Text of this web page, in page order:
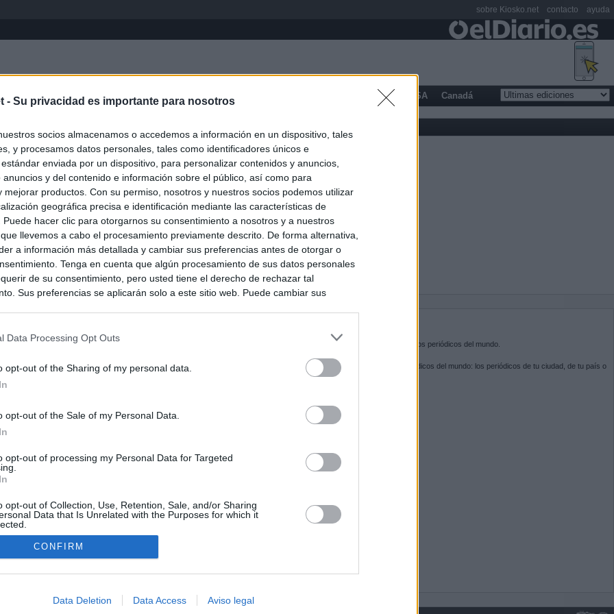
- Su privacidad es importante para nosotros
socios almacenamos o accedemos a información en un dispositivo, tales
y procesamos datos personales, tales como identificadores únicos e
enviada por un dispositivo, para personalizar contenidos y anuncios,
anuncios y del contenido e información sobre el público, así como para
mejorar productos. Con su permiso, nosotros y nuestros socios podemos utilizar
geográfica precisa e identificación mediante las características de
Puede hacer clic para otorgarnos su consentimiento a nosotros y a nuestros
llevemos a cabo el procesamiento previamente descrito. De forma alternativa,
a información más detallada y cambiar sus preferencias antes de otorgar o
Tenga en cuenta que algún procesamiento de sus datos personales
de su consentimiento, pero usted tiene el derecho de rechazar tal
Sus preferencias se aplicarán solo a este sitio web. Puede cambiar sus
Data Processing Opt Outs
opt-out of the Sharing of my personal data.
opt-out of the Sale of my Personal Data.
opt-out of processing my Personal Data for Targeted
opt-out of Collection, Use, Retention, Sale, and/or Sharing
Data that Is Unrelated with the Purposes for which it
CONFIRM
Data Deletion Data Access Aviso legal
Inicio Latinoamérica USA Canadá
de Ayuso de las instituciones de la Comunidad de Madrid
pone a la venta el inmueble de Gran Vía más caro que
no logró venderlo
con Meloni y entra al choque con Italia tras calmar al resto de
en la crisis entre España e Italia: “Es ridículo que
a esto”
la actualidad política, en directo: El BOE publica la
controles a viajeros y el Gobierno de Meloni los tacha de
al teatro de Meloni
es la puerta de entrada a los periódicos del mundo.
Navega por las portadas de los periódicos del mundo: los periódicos de tu ciudad, de tu país o
del otro extremo del mundo.
sobre Kiosko.net contacto ayuda